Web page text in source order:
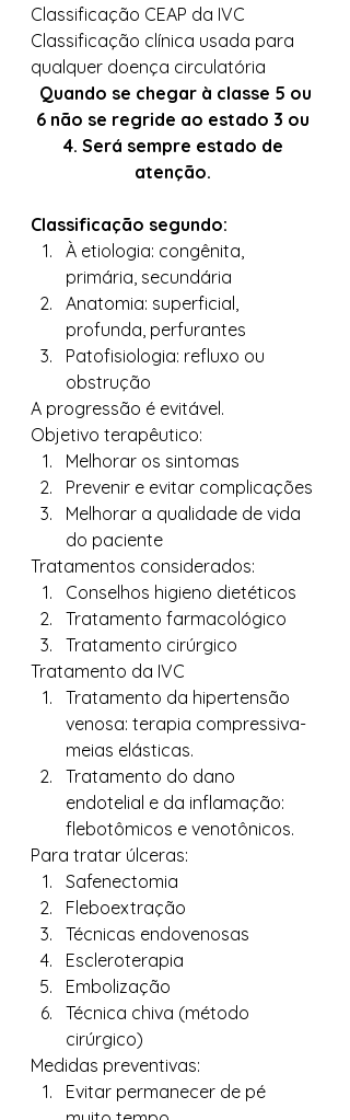
Classificação CEAP da IVC
Classificação clínica usada para
qualquer doença circulatória
6 não se regride ao estado 3 ou
4. Será sempre estado de
atenção.
Classificação segundo:
À etiologia: congênita,
primária, secundária
Anatomia: superficial,
profunda, perfurantes
Patofisiologia: refluxo ou
obstrução
A progressão é evitável.
Objetivo terapêutico:
Melhorar os sintomas
Prevenir e evitar complicações
Melhorar a qualidade de vida
do paciente
Tratamentos considerados:
Conselhos higieno dietéticos
Tratamento farmacológico
Tratamento cirúrgico
Tratamento da IVC
Tratamento da hipertensão
venosa: terapia compressiva-
meias elásticas.
Tratamento do dano
endotelial e da inflamação:
flebotômicos e venotônicos.
Para tratar úlceras:
Safenectomia
Fleboextração
Técnicas endovenosas
Escleroterapia
Embolização
Técnica chiva (método
cirúrgico)
Medidas preventivas:
Evitar permanecer de pé